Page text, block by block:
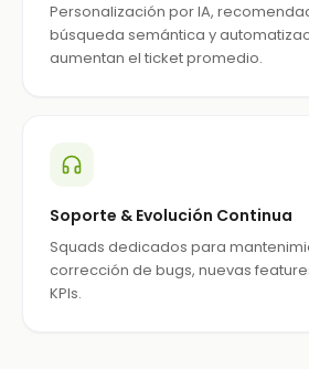
Personalización por IA,
búsqueda semántica y
aumentan el ticket promedio.
Soporte & Evolución Continua
Squads dedicados para
corrección de bugs, nuevas
KPIs.